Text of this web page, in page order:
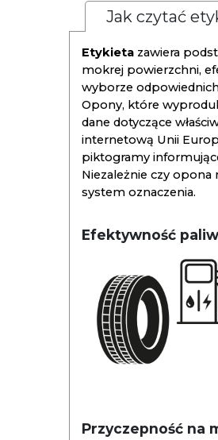
Jak czytać
Etykieta zawiera
mokrej powierzchni,
wyborze
Opony, które
dane dotyczące
internetową Unii
piktogramy
Niezależnie czy opona
system oznaczenia.
Efektywność
Przyczepność na